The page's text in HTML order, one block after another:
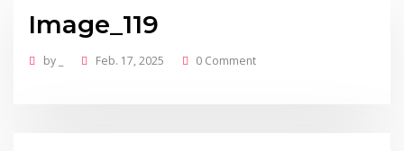
Image_119
by Feb. 17, 2025 0 Comment